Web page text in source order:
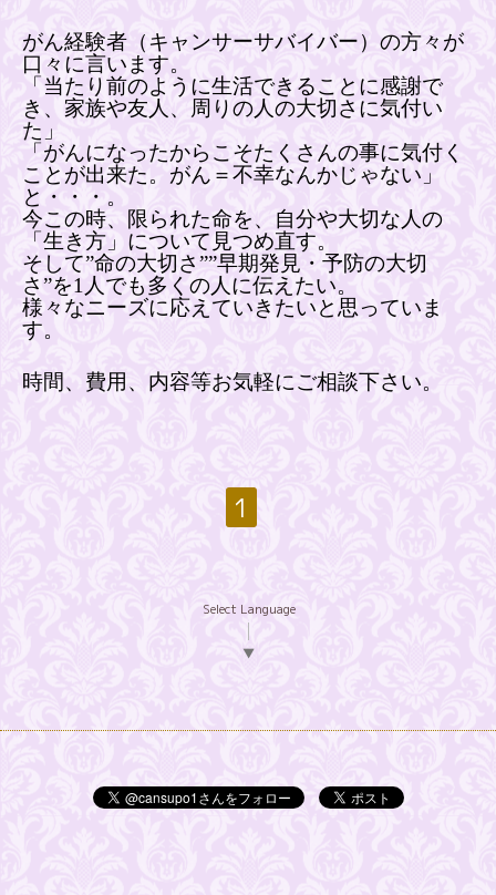
がん経験者（キャンサーサバイバー）の方々が
口々に言います。
「当たり前のように生活できることに感謝で
き、家族や友人、周りの人の大切さに気付い
た」
「がんになったからこそたくさんの事に気付く
ことが出来た。がん＝不幸なんかじゃない」
と・・・。
今この時、限られた命を、自分や大切な人の
「生き方」について見つめ直す。
そして”命の大切さ””早期発見・予防の大切
さ”を1人でも多くの人に伝えたい。
様々なニーズに応えていきたいと思っていま
す。
時間、費用、内容等お気軽にご相談下さい。
1
Select Language
▼